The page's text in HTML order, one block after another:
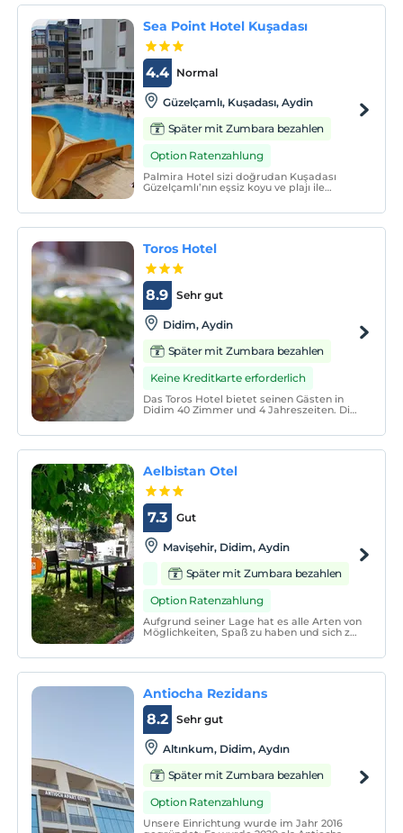
Sea Point Hotel Kuşadası
Normal
4.4
Güzelçamlı, Kuşadası, Aydin
Später mit Zumbara bezahlen
Option Ratenzahlung
Palmira Hotel sizi doğrudan Kuşadası
Güzelçamlı’nın eşsiz koyu ve plajı ile
Toros Hotel
Sehr gut
8.9
Didim, Aydin
Später mit Zumbara bezahlen
Keine Kreditkarte erforderlich
Das Toros Hotel bietet seinen Gästen in
Didim 40 Zimmer und 4 Jahreszeiten. Die
Aelbistan Otel
Gut
7.3
Mavişehir, Didim, Aydin
Später mit Zumbara bezahlen
Option Ratenzahlung
Aufgrund seiner Lage hat es alle Arten von
Möglichkeiten, Spaß zu haben und sich zu
denen Körper und Seele auf Freiheit
treffen.
Antiocha Rezidans
Sehr gut
8.2
Altınkum, Didim, Aydın
Später mit Zumbara bezahlen
Option Ratenzahlung
Unsere Einrichtung wurde im Jahr 2016